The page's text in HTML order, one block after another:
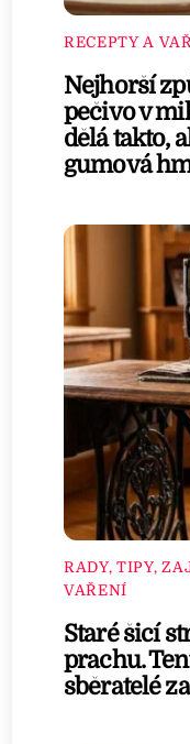
RECEPTY A
Nejhorší
pečivo v
dělá takto,
gumová
RADY, TIPY,
VAŘENÍ
Staré šicí
prachu.
sběratelé